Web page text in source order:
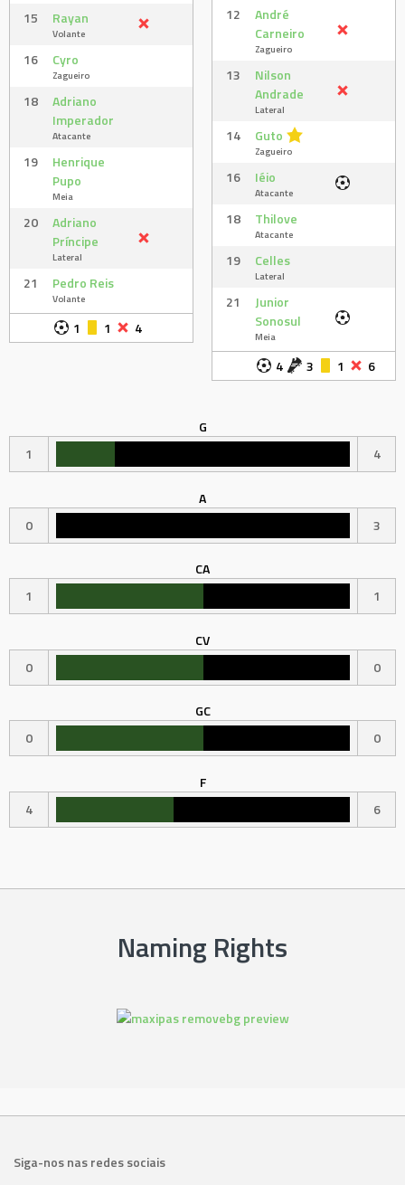
15 Rayan
Volante
16 Cyro
Zagueiro
18
Adriano
Imperador
Atacante
19
Henrique
Pupo
Meia
20
Adriano
Príncipe
Lateral
21 Pedro Reis
Volante
1 1 4
12
André
Carneiro
Zagueiro
13
Nilson
Andrade
Lateral
14 Guto
Zagueiro
16 Iéio
Atacante
18 Thilove
Atacante
19 Celles
Lateral
21
Junior
Sonosul
Meia
4 3 1 6
G
1
4
A
0
3
CA
1
1
CV
0
0
GC
0
0
F
4
6
Naming Rights
Siga-nos nas redes sociais